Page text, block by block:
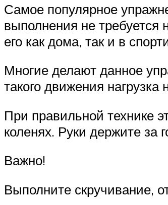
Самое популярное
выполнения не требуется
его как дома, так и в
Многие делают данное
такого движения
При правильной технике
коленях. Руки держите за
Важно!
Выполните скручивание,